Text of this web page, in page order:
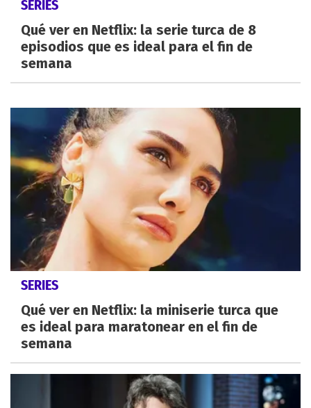
SERIES
Qué ver en Netflix: la serie turca de 8
episodios que es ideal para el fin de
semana
SERIES
Qué ver en Netflix: la miniserie turca que
es ideal para maratonear en el fin de
semana